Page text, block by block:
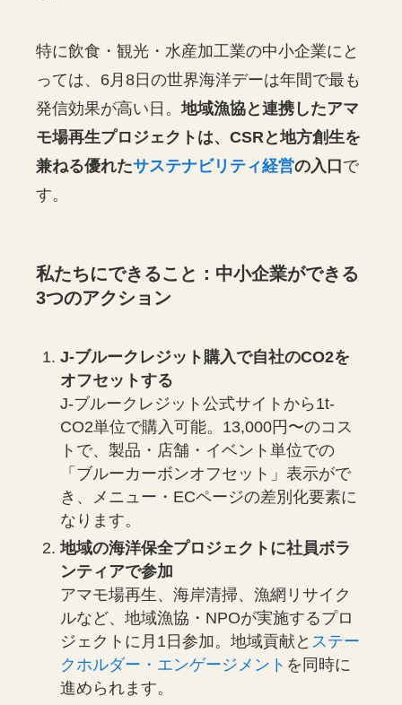
特に飲食・観光・水産加工業の中小企業にと
っては、6月8日の世界海洋デーは年間で最も
発信効果が高い日。地域漁協と連携したアマ
モ場再生プロジェクトは、CSRと地方創生を
兼ねる優れたサステナビリティ経営の入口で
す。
私たちにできること：中小企業ができる
3つのアクション
J-ブルークレジット購入で自社のCO2を
オフセットする
J-ブルークレジット公式サイトから1t-
CO2単位で購入可能。13,000円〜のコス
トで、製品・店舗・イベント単位での
「ブルーカーボンオフセット」表示がで
き、メニュー・ECページの差別化要素に
なります。
地域の海洋保全プロジェクトに社員ボラ
ンティアで参加
アマモ場再生、海岸清掃、漁網リサイク
ルなど、地域漁協・NPOが実施するプロ
ジェクトに月1日参加。地域貢献と ステー
クホルダー・エンゲージメント を同時に
進められます。